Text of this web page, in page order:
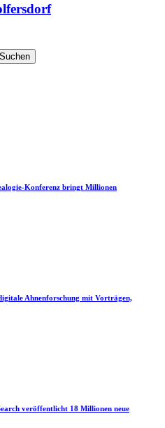
Suchen
Konferenz bringt Millionen
Ahnenforschung mit Vorträgen,
veröffentlicht 18 Millionen neue